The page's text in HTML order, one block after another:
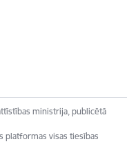
ministrija, publicētā
platformas visas tiesības